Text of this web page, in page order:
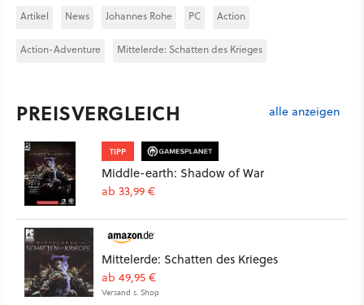
Artikel News Johannes Rohe PC Action
Action-Adventure Mittelerde: Schatten des Krieges
PREISVERGLEICH alle anzeigen
TIPP
Middle-earth: Shadow of War
ab 33,99 €
Mittelerde: Schatten des Krieges
ab 49,95 €
Versand s. Shop